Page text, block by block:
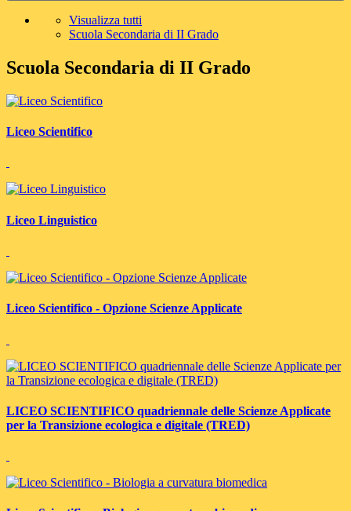
Visualizza tutti
Scuola Secondaria di II Grado
Scuola Secondaria di II Grado
Liceo Scientifico
Liceo Linguistico
Liceo Scientifico - Opzione Scienze Applicate
LICEO SCIENTIFICO quadriennale delle Scienze Applicate
per la Transizione ecologica e digitale (TRED)